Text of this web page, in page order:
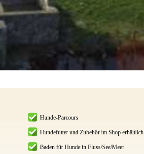
Hunde-Parcours
Hundefutter und Zubehör im Shop erhältlich
Baden für Hunde in Fluss/See/Meer